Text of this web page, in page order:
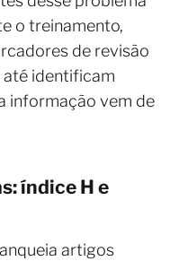
o treinamento,
de revisão
até identificam
informação vem de
índice H e
artigos